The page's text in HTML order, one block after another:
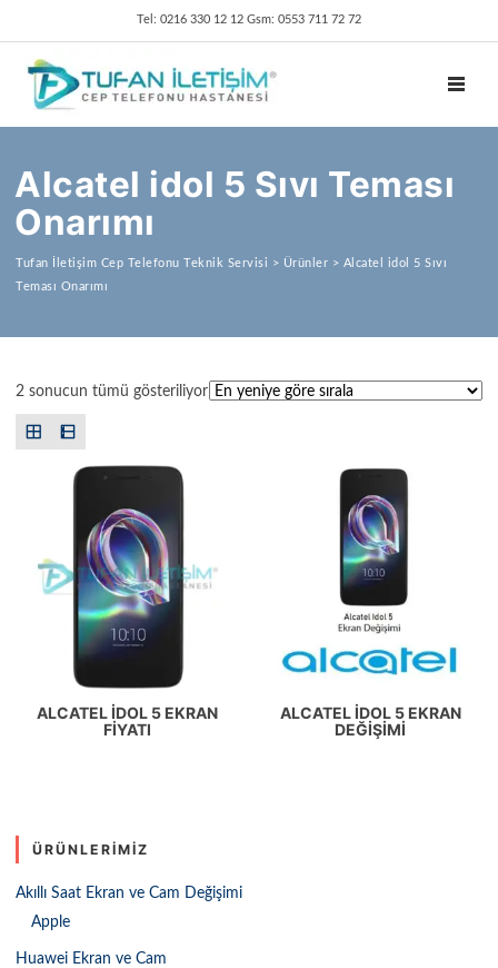
Tel: 0216 330 12 12 Gsm: 0553 711 72 72
Alcatel idol 5 Sıvı Teması
Onarımı
Tufan İletişim Cep Telefonu Teknik Servisi > Ürünler > Alcatel idol 5 Sıvı
Teması Onarımı
2 sonucun tümü gösteriliyorEn yeniye göre sıralandı
ALCATEL IDOL 5 EKRAN
FIYATI
ALCATEL İDOL 5 EKRAN
DEĞIŞIMI
ÜRÜNLERIMIZ
Akıllı Saat Ekran ve Cam Değişimi
Apple
Huawei Ekran ve Cam